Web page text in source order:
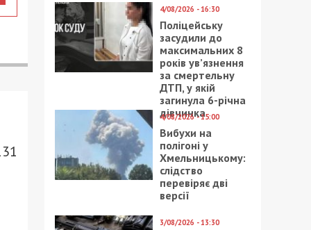
4/08/2026 - 16:30
Поліцейську
засудили до
максимальних 8
років ув’язнення
за смертельну
ДТП, у якій
загинула 6-річна
дівчинка
4/08/2026 - 15:00
Вибухи на
полігоні у
Хмельницькому:
слідство
перевіряє дві
версії
3/08/2026 - 13:30